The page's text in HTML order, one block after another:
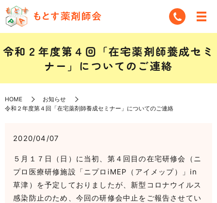
令和２年度第４回「在宅薬剤師養成セミ
ナー」についてのご連絡
HOME
お知らせ
令和２年度第４回「在宅薬剤師養成セミナー」についてのご連絡
2020/04/07
５月１７日（日）に当初、第４回目の在宅研修会（ニ
プロ医療研修施設「ニプロiMEP（アイメップ）」in
草津）を予定しておりましたが、新型コロナウイルス
感染防止のため、今回の研修会中止をご報告させてい